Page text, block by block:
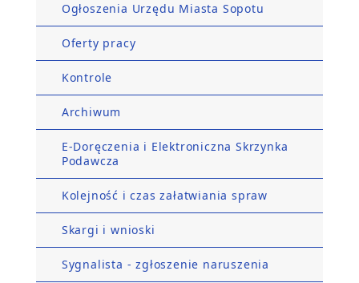
Ogłoszenia Urzędu Miasta Sopotu
Oferty pracy
Kontrole
Archiwum
E-Doręczenia i Elektroniczna Skrzynka
Podawcza
Kolejność i czas załatwiania spraw
Skargi i wnioski
Sygnalista - zgłoszenie naruszenia